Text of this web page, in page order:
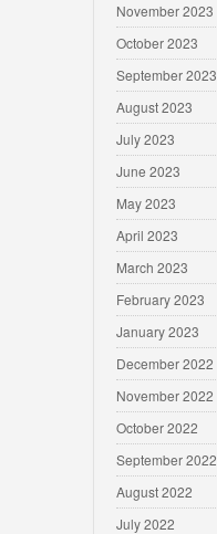
November 2023
October 2023
September 2023
August 2023
July 2023
June 2023
May 2023
April 2023
March 2023
February 2023
January 2023
December 2022
November 2022
October 2022
September 2022
August 2022
July 2022